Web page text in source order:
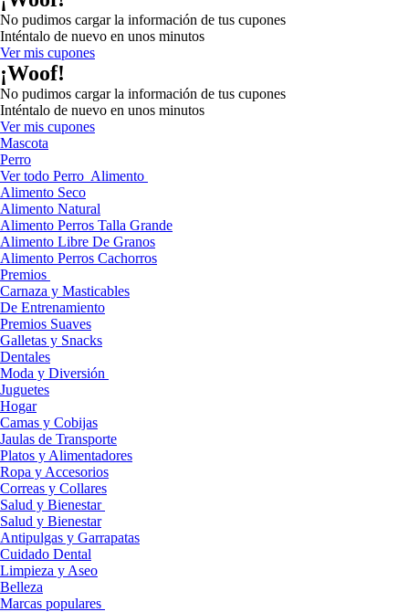
No pudimos cargar la información de tus cupones
Inténtalo de nuevo en unos minutos
Ver mis cupones
¡Woof!
No pudimos cargar la información de tus cupones
Inténtalo de nuevo en unos minutos
Ver mis cupones
Mascota
Perro
Ver todo Perro Alimento
Alimento Seco
Alimento Natural
Alimento Perros Talla Grande
Alimento Libre De Granos
Alimento Perros Cachorros
Premios
Carnaza y Masticables
De Entrenamiento
Premios Suaves
Galletas y Snacks
Dentales
Moda y Diversión
Juguetes
Hogar
Camas y Cobijas
Jaulas de Transporte
Platos y Alimentadores
Ropa y Accesorios
Correas y Collares
Salud y Bienestar
Salud y Bienestar
Antipulgas y Garrapatas
Cuidado Dental
Limpieza y Aseo
Belleza
Marcas populares